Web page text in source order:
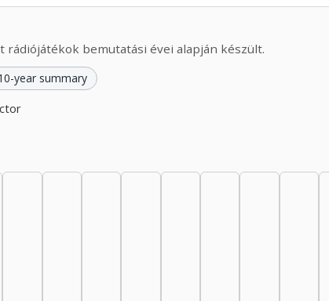
rádiójátékok bemutatási évei alapján készült.
year summary